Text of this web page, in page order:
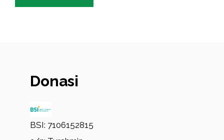
Donasi
BSI: 7106152815